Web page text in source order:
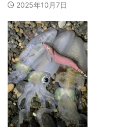
2025年10月7日